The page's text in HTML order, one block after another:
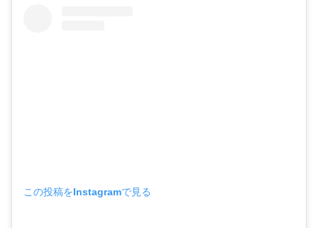
この投稿をInstagramで見る